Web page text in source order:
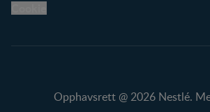
Opphavsrett @ 2026 Nestlé.